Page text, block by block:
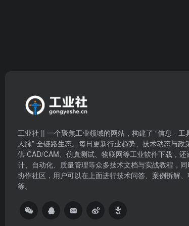
工业社 || 一个聚焦工业领域的网站，构建了 “信息 - 工
人脉” 全链路生态。每日更新行业趋势、技术动态与政
供 CAD/CAM、仿真测试、物联网等工业软件下载，还
计、自动化、质量管理等众多技术文档与实战教程，
协作社区，用户可以在上面进行技术问答、案例拆解
等。